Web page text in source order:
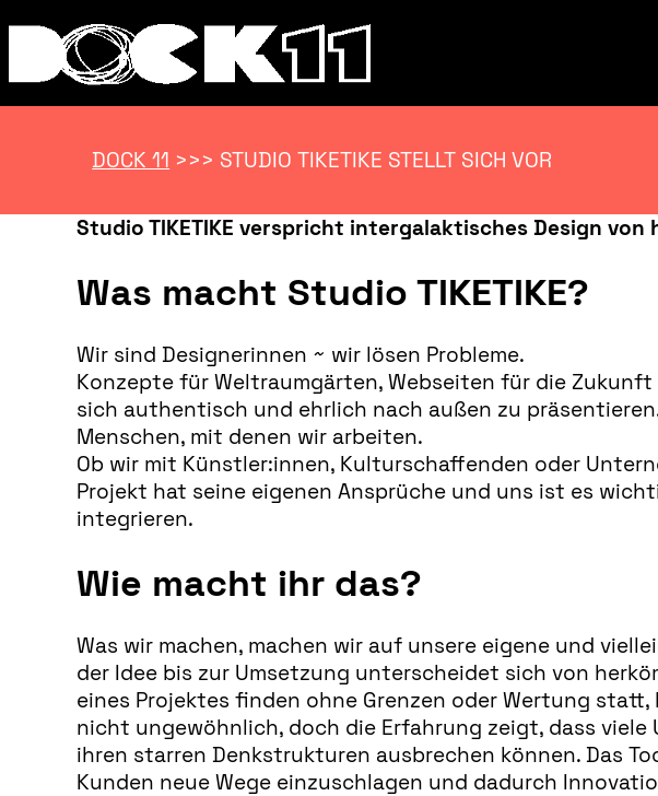
DOCK 11 >>> STUDIO TIKETIKE STELLT SICH VOR
Studio TIKETIKE verspricht intergalaktisches Design
Was macht Studio TIKETIKE?
Wir sind Designerinnen ~ wir lösen Probleme.
Konzepte für Weltraumgärten, Webseiten für die
sich authentisch und ehrlich nach außen zu
Menschen, mit denen wir arbeiten.
Ob wir mit Künstler:innen, Kulturschaffenden oder
Projekt hat seine eigenen Ansprüche und uns ist es
integrieren.
Wie macht ihr das?
Was wir machen, machen wir auf unsere eigene und
der Idee bis zur Umsetzung unterscheidet sich von
eines Projektes finden ohne Grenzen oder Wertung
nicht ungewöhnlich, doch die Erfahrung zeigt, dass
ihren starren Denkstrukturen ausbrechen können. Das
Kunden neue Wege einzuschlagen und dadurch